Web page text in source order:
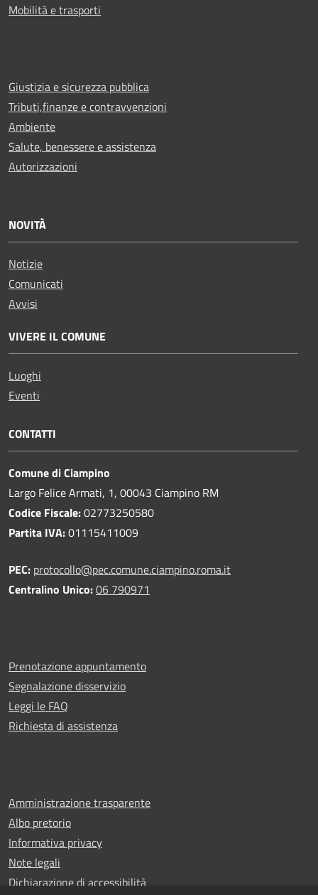
Mobilità e trasporti
Giustizia e sicurezza pubblica
Tributi,finanze e contravvenzioni
Ambiente
Salute, benessere e assistenza
Autorizzazioni
NOVITÀ
Notizie
Comunicati
Avvisi
VIVERE IL COMUNE
Luoghi
Eventi
CONTATTI
Comune di Ciampino
Largo Felice Armati, 1, 00043 Ciampino RM
Codice Fiscale:02773250580
Partita IVA:01115411009
PEC: protocollo@pec.comune.ciampino.roma.it
Centralino Unico:06 790971
Prenotazione appuntamento
Segnalazione disservizio
Leggi le FAQ
Richiesta di assistenza
Amministrazione trasparente
Albo pretorio
Informativa privacy
Note legali
Dichiarazione di accessibilità